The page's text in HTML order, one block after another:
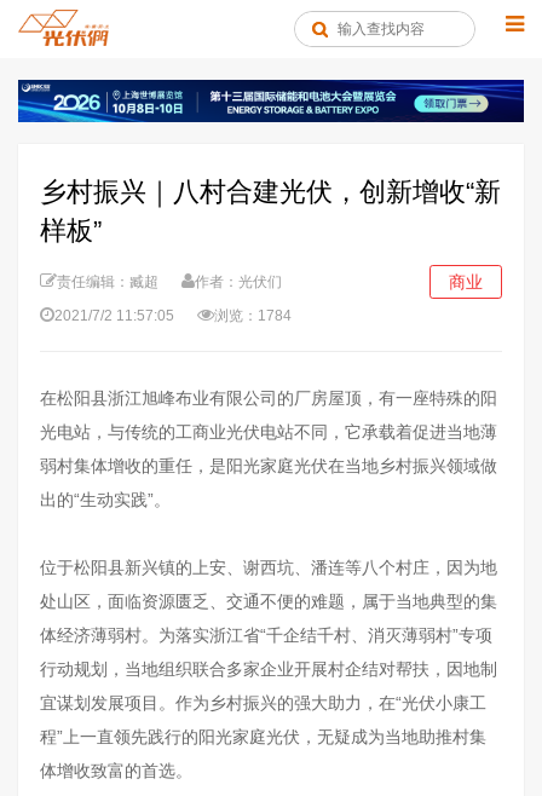
乡村振兴｜八村合建光伏，创新增收“新
样板”
责任编辑：臧超
作者：光伏们
2021/7/2 11:57:05
浏览：1784
商业
在松阳县浙江旭峰布业有限公司的厂房屋顶，有一座特殊的阳
光电站，与传统的工商业光伏电站不同，它承载着促进当地薄
弱村集体增收的重任，是阳光家庭光伏在当地乡村振兴领域做
出的“生动实践”。
位于松阳县新兴镇的上安、谢西坑、潘连等八个村庄，因为地
处山区，面临资源匮乏、交通不便的难题，属于当地典型的集
体经济薄弱村。为落实浙江省“千企结千村、消灭薄弱村”专项
行动规划，当地组织联合多家企业开展村企结对帮扶，因地制
宜谋划发展项目。作为乡村振兴的强大助力，在“光伏小康工
程”上一直领先践行的阳光家庭光伏，无疑成为当地助推村集
体增收致富的首选。